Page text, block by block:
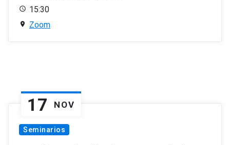
15:30
Zoom
17 NOV
Seminarios